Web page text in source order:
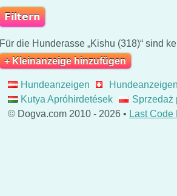
Für die Hunderasse „Kishu (318)“ sind
+ Kleinanzeige hinzufügen
Hundeanzeigen Hundeanzeigen
Kutya Apróhirdetések
Sprzedaż
© Dogva.com 2010 - 2026 • Last Code